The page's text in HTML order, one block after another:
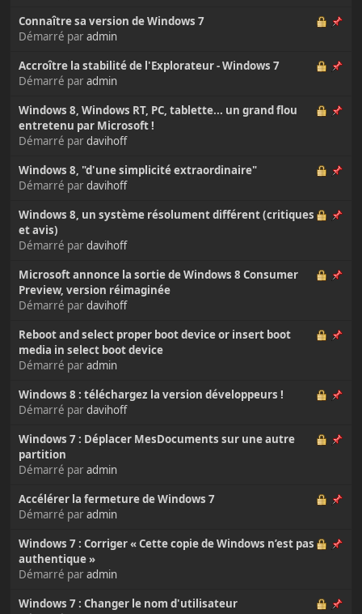
Connaître sa version de Windows 7
Démarré paradmin
Accroître la stabilité de l'Explorateur - Windows 7
Démarré paradmin
Windows 8, Windows RT, PC, tablette... un grand flou
entretenu par Microsoft !
Démarré pardavihoff
Windows 8, "d'une simplicité extraordinaire"
Démarré pardavihoff
Windows 8, un système résolument différent (critiques
et avis)
Démarré pardavihoff
Microsoft annonce la sortie de Windows 8 Consumer
Preview, version réimaginée
Démarré pardavihoff
Reboot and select proper boot device or insert boot
media in select boot device
Démarré paradmin
Windows 8 : téléchargez la version développeurs !
Démarré pardavihoff
Windows 7 : Déplacer MesDocuments sur une autre
partition
Démarré paradmin
Accélérer la fermeture de Windows 7
Démarré paradmin
Windows 7 : Corriger « Cette copie de Windows n’est pas
authentique »
Démarré paradmin
Windows 7 : Changer le nom d'utilisateur